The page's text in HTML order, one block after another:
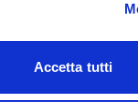
Accetta tutti
Sondrio estate